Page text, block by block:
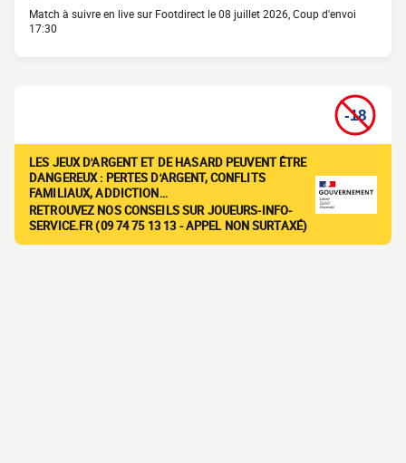
Match à suivre en live sur Footdirect le 08 juillet 2026, Coup d'envoi
17:30
LES JEUX D'ARGENT ET DE HASARD PEUVENT ÊTRE
DANGEREUX : PERTES D'ARGENT, CONFLITS
FAMILIAUX, ADDICTION…
RETROUVEZ NOS CONSEILS SUR JOUEURS-INFO-
SERVICE.FR (09 74 75 13 13 - APPEL NON SURTAXÉ)